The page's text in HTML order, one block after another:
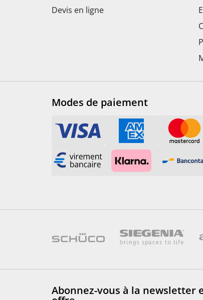
Devis en ligne
Modes de paiement
Abonnez-vous à la newsletter